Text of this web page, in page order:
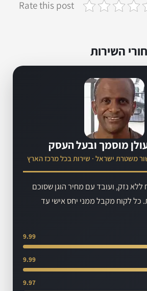
Rate this post
השירות
מוסמך ובעל העסק
משטרת ישראל · שירות בכל מרכז הארץ
ללא נזק, ועובד עם מחיר הוגן שסוכם
לקוח מקבל ממני יחס אישי עד
9.99
9.99
9.97